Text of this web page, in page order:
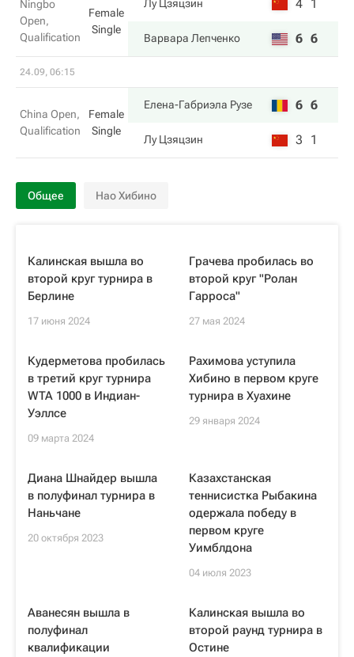
Ningbo
Open,
Qualification
Female
Single
Лу Цзяцзин 4 1
Варвара Лепченко 6 6
24.09, 06:15
China Open,
Qualification
Female
Single
Елена-Габриэла Рузе 6 6
Лу Цзяцзин 3 1
Общее Нао Хибино
Калинская вышла во
второй круг турнира в
Берлине
17 июня 2024
Грачева пробилась во
второй круг "Ролан
Гарроса"
27 мая 2024
Кудерметова пробилась
в третий круг турнира
WTA 1000 в Индиан-
Уэллсе
09 марта 2024
Рахимова уступила
Хибино в первом круге
турнира в Хуахине
29 января 2024
Диана Шнайдер вышла
в полуфинал турнира в
Наньчане
20 октября 2023
Казахстанская
теннисистка Рыбакина
одержала победу в
первом круге
Уимблдона
04 июля 2023
Аванесян вышла в
полуфинал
квалификации
Калинская вышла во
второй раунд турнира в
Остине